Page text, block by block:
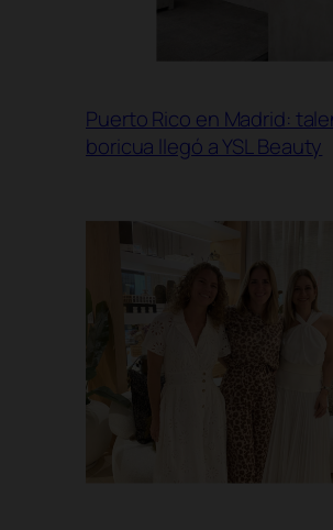
Puerto Rico en Madrid:
boricua llegó a YSL Beauty